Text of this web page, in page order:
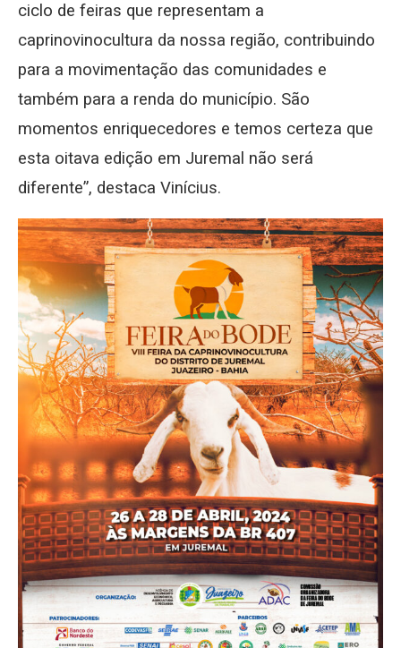
ciclo de feiras que representam a
caprinovinocultura da nossa região, contribuindo
para a movimentação das comunidades e
também para a renda do município. São
momentos enriquecedores e temos certeza que
esta oitava edição em Juremal não será
diferente”, destaca Vinícius.